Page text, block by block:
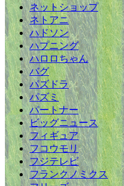
ネットショップ
ネトアニ
ハドソン
ハプニング
ハロロちゃん
バグ
パズドラ
パズミ
パートナー
ビッグニュース
フィギュア
フコウモリ
フジテレビ
フランクノミクス